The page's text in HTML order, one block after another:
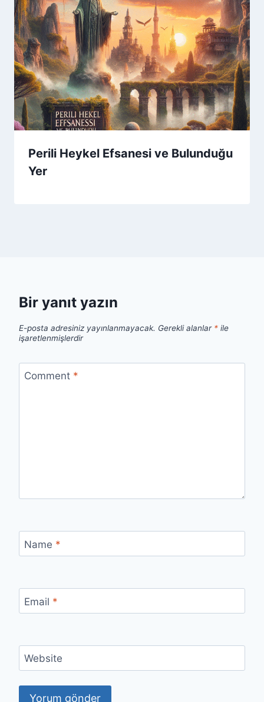
Perili Heykel Efsanesi ve Bulunduğu
Yer
Bir yanıt yazın
E-posta adresiniz yayınlanmayacak. Gerekli alanlar * ile
işaretlenmişlerdir
Comment *
Name *
Email *
Website